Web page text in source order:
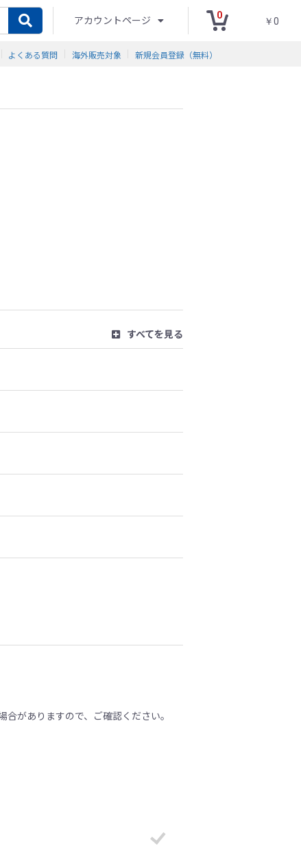
アカウントページ 0
￥0
よくある質問 海外販売対象 新規会員登録（無料）
すべてを見る
がありますので、ご確認ください。